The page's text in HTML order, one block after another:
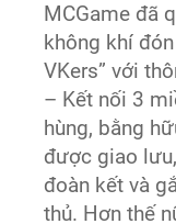
MCGame đã
không khí
VKers” với
– Kết nối 3
hùng, bằng
được giao
đoàn kết và
thủ. Hơn thế